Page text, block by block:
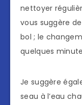
nettoyer
vous suggère
bol ; le
quelques
Je suggère
seau à l’eau